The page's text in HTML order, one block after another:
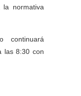
normativa
continuará
las 8:30 con